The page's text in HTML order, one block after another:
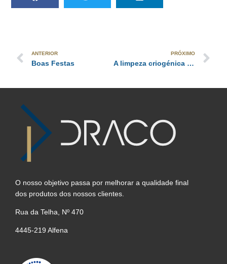
ANTERIOR
Boas Festas
PRÓXIMO
A limpeza criogénica na industria vinícola
O nosso objetivo passa por melhorar a qualidade final
dos produtos dos nossos clientes.
Rua da Telha, Nº 470
4445-219 Alfena